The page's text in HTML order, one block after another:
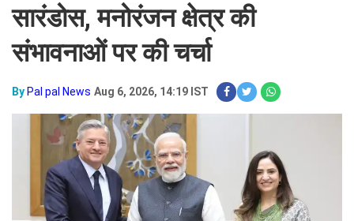
सारंडोस, मनोरंजन क्षेत्र की
संभावनाओं पर की चर्चा
By Pal pal News Aug 6, 2026, 14:19 IST